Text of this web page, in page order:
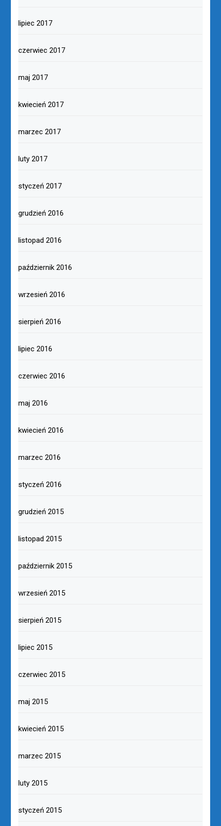
lipiec 2017
czerwiec 2017
maj 2017
kwiecień 2017
marzec 2017
luty 2017
styczeń 2017
grudzień 2016
listopad 2016
październik 2016
wrzesień 2016
sierpień 2016
lipiec 2016
czerwiec 2016
maj 2016
kwiecień 2016
marzec 2016
styczeń 2016
grudzień 2015
listopad 2015
październik 2015
wrzesień 2015
sierpień 2015
lipiec 2015
czerwiec 2015
maj 2015
kwiecień 2015
marzec 2015
luty 2015
styczeń 2015